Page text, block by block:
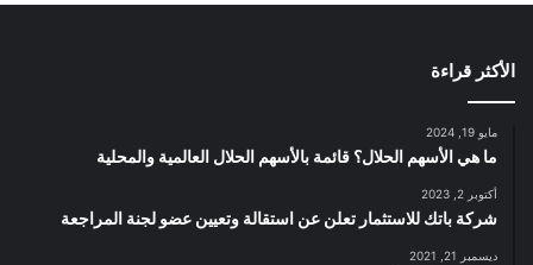
الأكثر قراءة
مايو 19, 2024
ما هي الأسهم الحلال؟ قائمة بالأسهم الحلال العالمية والمحلية
أكتوبر 2, 2023
شركة باتك للاستثمار تعلن عن استقالة وتعيين عضو لجنة المراجعة
ديسمبر 21, 2021